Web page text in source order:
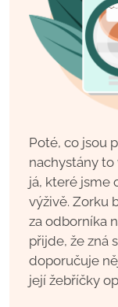
Poté, co jsou
nachystány
já, které jsme
výživě. Zorku
za odborníka
přijde, že zná
doporučuje
její žebříčky